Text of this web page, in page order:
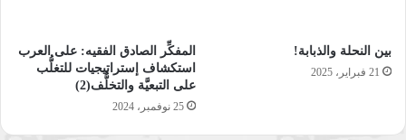
بين النحلة والذبابة!
21 فبراير، 2025
المفكِّر الصادق الفقيه: على العرب
استكشاف إستراتيجيات للتغلُّب
على التبعيَّة والتخلُّف(2)
25 نوفمبر، 2024